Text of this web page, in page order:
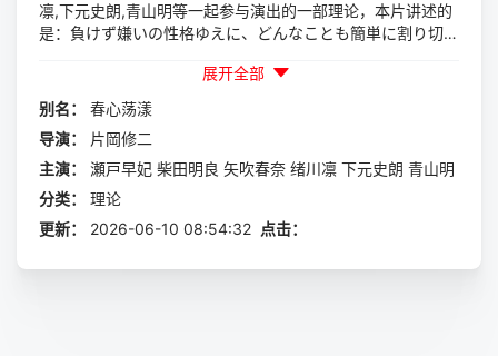
凛,下元史朗,青山明等一起参与演出的一部理论，本片讲述的
是：負けず嫌いの性格ゆえに、どんなことも簡単に割り切る
いる彼女は、結婚する先輩・倫子 （矢吹春奈）から式の発
起人になってほしいと頼まれる。それを受けた美咲だった
が、無理難題を要求してくる上司を筆頭に周囲の人間に翻弄
（ほんろう）されることに。ある時、一人の男性が美咲の前
に現れ……。
展开全部
别名：
春心荡漾
导演：
片岡修二
主演：
瀬戸早妃 柴田明良 矢吹春奈 绪川凛 下元史朗 青山明
分类：
理论
更新：
2026-06-10 08:54:32 点击：